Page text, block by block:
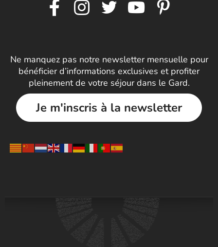
Ne manquez pas notre newsletter mensuelle pour
bénéficier d’informations exclusives et profiter
pleinement de votre séjour dans le Gard.
Je m'inscris à la newsletter